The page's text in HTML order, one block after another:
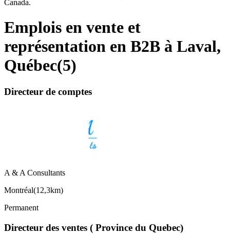
Canada.
Emplois en vente et
représentation en B2B à Laval,
Québec(5)
Directeur de comptes
A & A Consultants
Montréal(12,3km)
Permanent
Directeur des ventes ( Province du Quebec)